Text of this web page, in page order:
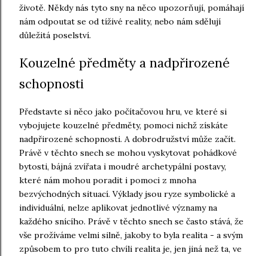
životě. Někdy nás tyto sny na něco upozorňují, pomáhají
nám odpoutat se od tíživé reality, nebo nám sdělují
důležitá poselství.
Kouzelné předměty a nadpřirozené
schopnosti
Představte si něco jako počítačovou hru, ve které si
vybojujete kouzelné předměty, pomoci nichž získáte
nadpřirozené schopnosti. A dobrodružství může začít.
Právě v těchto snech se mohou vyskytovat pohádkové
bytosti, bájná zvířata i moudré archetypální postavy,
které nám mohou poradit i pomoci z mnoha
bezvýchodných situací. Výklady jsou ryze symbolické a
individuální, nelze aplikovat jednotlivé významy na
každého snícího. Právě v těchto snech se často stává, že
vše prožíváme velmi silně, jakoby to byla realita - a svým
způsobem to pro tuto chvíli realita je, jen jiná než ta, ve